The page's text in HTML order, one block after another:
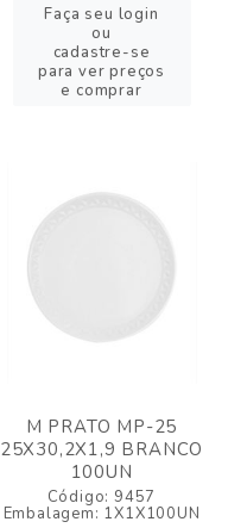
Faça seu login
ou
cadastre-se
para ver preços
e comprar
M PRATO MP-25
25X30,2X1,9 BRANCO
100UN
Código: 9457
Embalagem: 1X1X100UN